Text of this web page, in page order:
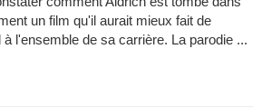
un film qu'il aurait mieux fait de
l'ensemble de sa carrière. La parodie ...